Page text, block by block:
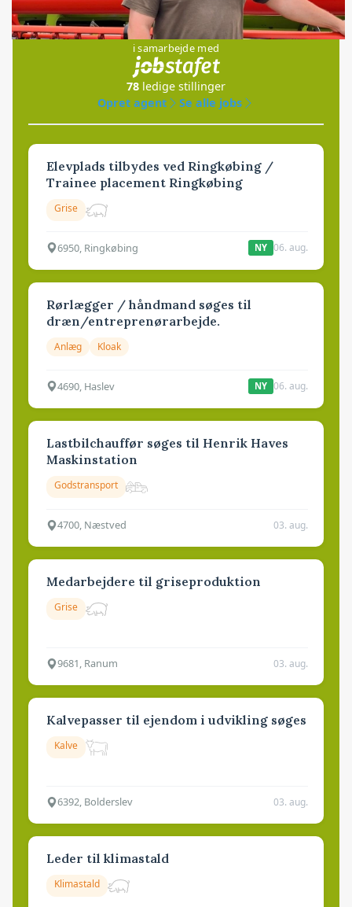
Jobs
i samarbejde med
78 ledige stillinger
Opret agent
Se alle jobs
Elevplads tilbydes ved Ringkøbing /
Trainee placement Ringkøbing
Grise
6950, Ringkøbing NY 06. aug.
Rørlægger / håndmand søges til
dræn/entreprenørarbejde.
Anlæg Kloak
4690, Haslev NY 06. aug.
Lastbilchauffør søges til Henrik Haves
Maskinstation
Godstransport
4700, Næstved 03. aug.
Medarbejdere til griseproduktion
Grise
9681, Ranum 03. aug.
Kalvepasser til ejendom i udvikling søges
Kalve
6392, Bolderslev 03. aug.
Leder til klimastald
Klimastald